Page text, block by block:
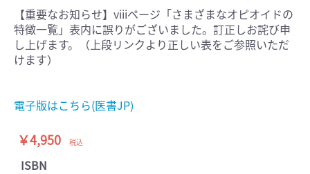
【重要なお知らせ】viiiページ「さまざまなオピオイドの
特徴一覧」表内に誤りがございました。訂正しお詫び申
し上げます。（上段リンクより正しい表をご参照いただ
けます）
電子版はこちら(医書JP)
￥4,950 税込
ISBN